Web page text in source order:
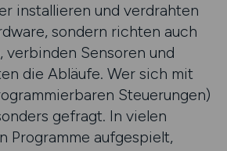
installieren und verdrahten
sondern richten auch
verbinden Sensoren und
die Abläufe. Wer sich mit
Steuerungen)
gefragt. In vielen
Programme aufgespielt,